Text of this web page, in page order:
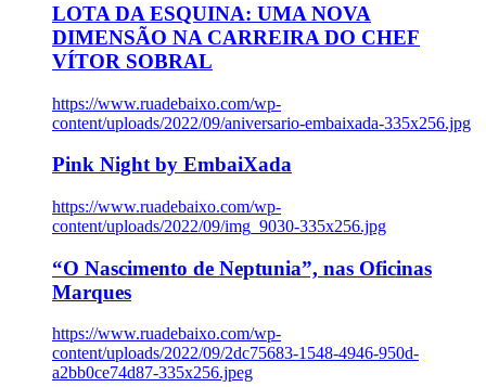
LOTA DA ESQUINA: UMA NOVA
DIMENSÃO NA CARREIRA DO CHEF
VÍTOR SOBRAL
https://www.ruadebaixo.com/wp-
content/uploads/2022/09/aniversario-embaixada-335x256.jpg
Pink Night by EmbaiXada
https://www.ruadebaixo.com/wp-
content/uploads/2022/09/img_9030-335x256.jpg
“O Nascimento de Neptunia”, nas Oficinas
Marques
https://www.ruadebaixo.com/wp-
content/uploads/2022/09/2dc75683-1548-4946-950d-
a2bb0ce74d87-335x256.jpeg